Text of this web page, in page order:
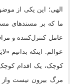
الهى؛ این یکى از
ما که بر مسندهاى
عامل کنترل‌کننده و
کوچک، یک اقدام
مرگ بیرون نیست واز